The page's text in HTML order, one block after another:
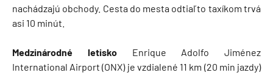
nachádzajú obchody. Cesta do mesta odtiaľto taxíkom trvá
asi 10 minút.
Medzinárodné letisko Enrique Adolfo Jiménez
International Airport (ONX) je vzdialené 11 km (20 min jazdy)